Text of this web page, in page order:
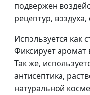
подвержен
рецептур, воздуха,
Используется как
Фиксирует
Так же,
антисептика,
натуральной